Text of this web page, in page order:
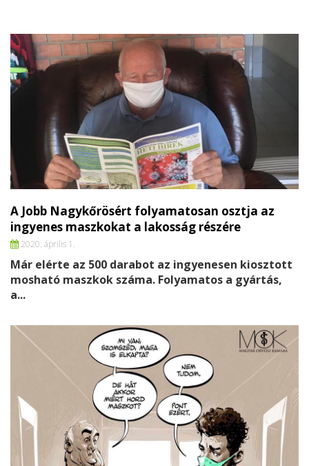
A Jobb Nagykőrösért folyamatosan osztja az
ingyenes maszkokat a lakosság részére
2020. április 1.
Már elérte az 500 darabot az ingyenesen kiosztott
mosható maszkok száma. Folyamatos a gyártás,
a...